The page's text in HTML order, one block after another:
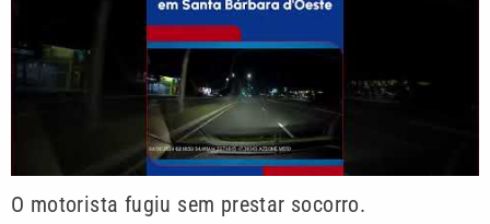
O motorista fugiu sem prestar socorro.